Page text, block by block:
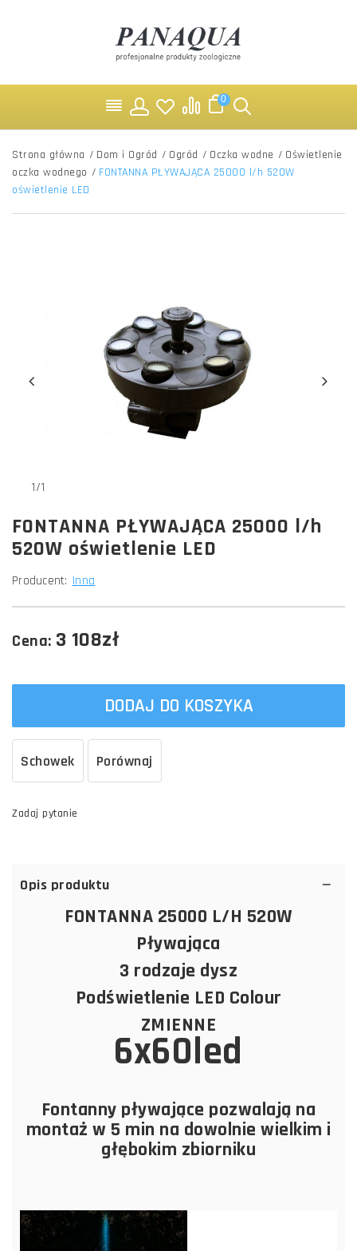
0
Strona główna / Dom i Ogród / Ogród / Oczka wodne / Oświetlenie
oczka wodnego / FONTANNA PŁYWAJĄCA 25000 l/h 520W
oświetlenie LED
1/1
FONTANNA PŁYWAJĄCA 25000 l/h
520W oświetlenie LED
Producent: Inna
Cena: 3 108zł
DODAJ DO KOSZYKA
Schowek Porównaj
Zadaj pytanie
Opis produktu
FONTANNA 25000 L/H 520W
Pływająca
3 rodzaje dysz
Podświetlenie LED Colour
ZMIENNE
6x60led
Fontanny pływające pozwalają na
montaż w 5 min na dowolnie wielkim i
głębokim zbiorniku